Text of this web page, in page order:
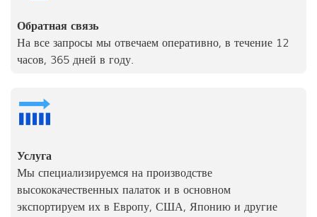
Обратная связь
На все запросы мы отвечаем оперативно, в течение 12
часов, 365 дней в году.
Услуга
Мы специализируемся на производстве
высококачественных палаток и в основном
экспортируем их в Европу, США, Японию и другие